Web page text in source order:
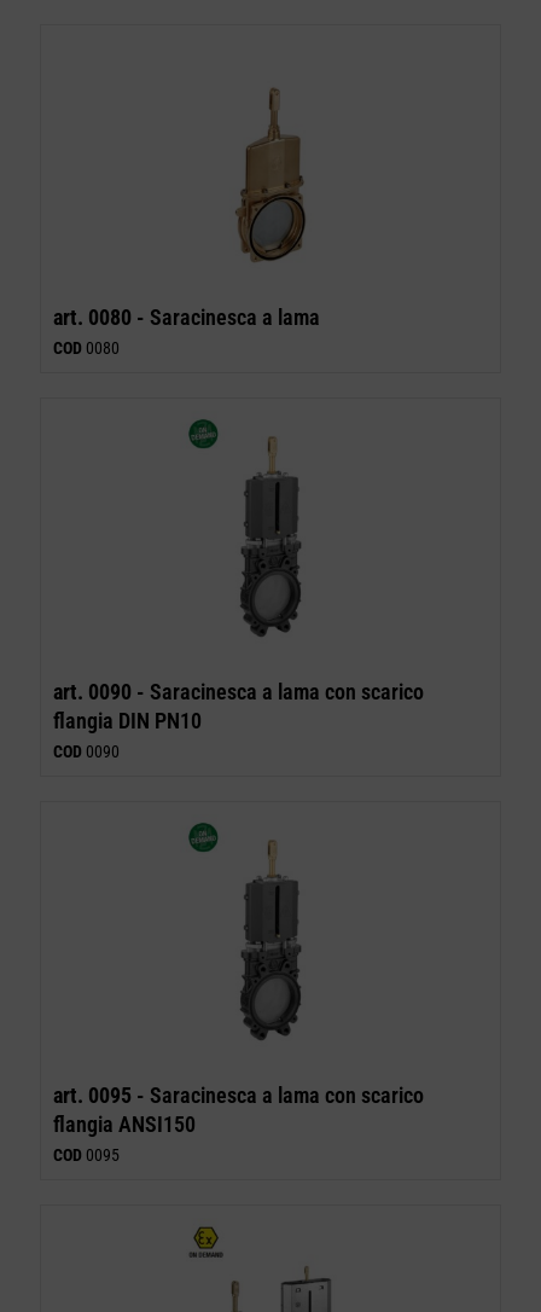
art. 0080 - Saracinesca a lama
COD 0080
art. 0090 - Saracinesca a lama con scarico
flangia DIN PN10
COD 0090
art. 0095 - Saracinesca a lama con scarico
flangia ANSI150
COD 0095